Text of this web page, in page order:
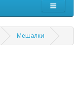
Мешалки